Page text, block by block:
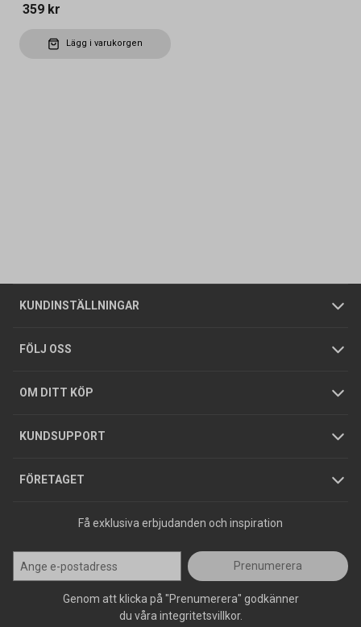
359 kr
Lägg i varukorgen
KUNDINSTÄLLNINGAR
Företagskund / Privatkund
FÖLJ OSS
OM DITT KÖP
Allmänna försäljningsvillkor
Integritetspolicy
GDPR
KUNDSUPPORT
Butiker
Foldrar och kataloger
Köpguider
Varumärken
FÖRETAGET
Om oss
Tjänster
Hållbarhet
Jobba hos oss
Press
Få exklusiva erbjudanden och inspiration
Prenumerera
Genom att klicka på "Prenumerera" godkänner
du våra integritetsvillkor.